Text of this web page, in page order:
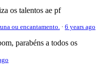
os talentos ae pf
ou encantamento. · 6 years ago
parabéns a todos os